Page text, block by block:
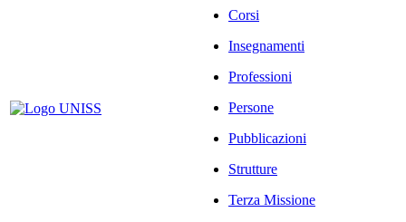
Corsi
Insegnamenti
Professioni
Persone
Pubblicazioni
Strutture
Terza Missione